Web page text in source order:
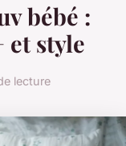
bébé :
et style
lecture